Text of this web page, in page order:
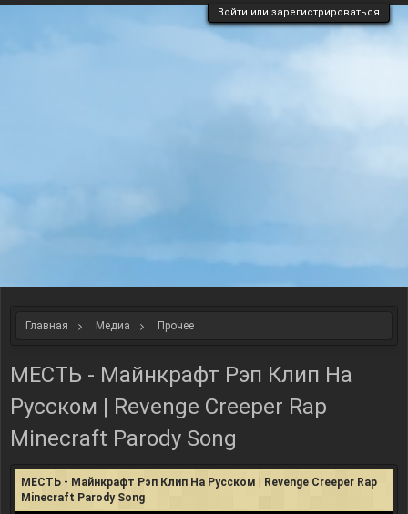
Войти или зарегистрироваться
Главная Медиа Прочее
МЕСТЬ - Майнкрафт Рэп Клип На
Русском | Revenge Creeper Rap
Minecraft Parody Song
МЕСТЬ - Майнкрафт Рэп Клип На Русском | Revenge Creeper Rap
Minecraft Parody Song